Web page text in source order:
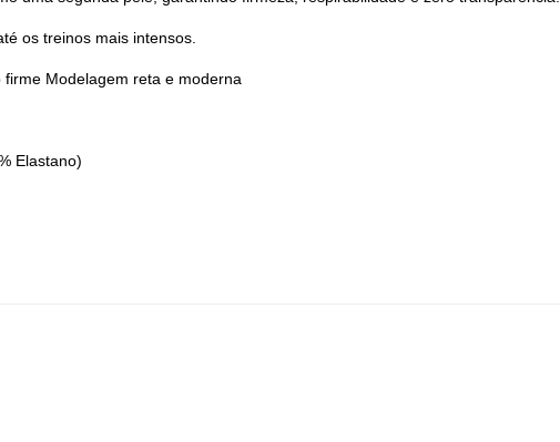
os treinos mais intensos.
Modelagem reta e moderna
Elastano)